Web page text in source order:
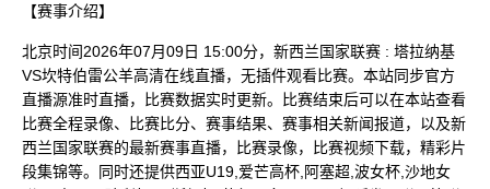
【赛事介绍】
北京时间2026年07月09日 15:00分，新西兰国家联赛 : 塔拉纳基
VS坎特伯雷公羊高清在线直播，无插件观看比赛。本站同步官方
直播源准时直播，比赛数据实时更新。比赛结束后可以在本站查看
比赛全程录像、比赛比分、赛事结果、赛事相关新闻报道，以及新
西兰国家联赛的最新赛事直播，比赛录像，比赛视频下载，精彩片
段集锦等。同时还提供西亚U19,爱芒高杯,阿塞超,波女杯,沙地女